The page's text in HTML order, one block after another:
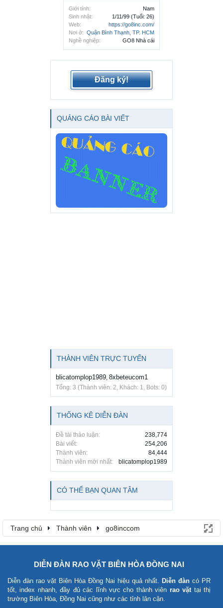
Giới tính:
Nam
Sinh nhật:
1/11/99 (Tuổi: 26)
Web:
https://go8inc.com/
Nơi ở: Quận Bình Thạnh, TP. HCM
Nghề nghiệp:
GO8 Nhà cái
Đăng ký!
QUẢNG CÁO BÀI VIẾT
THÀNH VIÊN TRỰC TUYẾN
blicatomplop1989, 8xbeteucom1
Tổng: 3 (Thành viên: 2, Khách: 1, Bots: 0)
THỐNG KÊ DIỄN ĐÀN
Đề tài thảo luận:
238,774
Bài viết:
254,206
Thành viên:
84,444
Thành viên mới nhất:
blicatomplop1989
CÓ THỂ BẠN QUAN TÂM
Trang chủ Thành viên go8inccom
DIỄN ĐÀN RAO VẶT BIÊN HÒA ĐỒNG NAI
Diễn đàn rao vặt Biên Hòa Đồng Nai hiệu quả nhất. Diễn đàn có PR
tốt, index nhanh, đầy đủ các lĩnh vực cho thành viên rao vặttại thị
trường Biên Hòa, Đồng Nai cũng như các tỉnh lân cận.